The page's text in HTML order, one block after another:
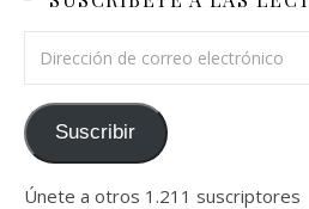
Suscribir
Únete a otros 1.211 suscriptores